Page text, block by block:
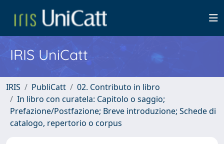
IRIS UniCatt
IRIS PubliCatt
02. Contributo in libro
In libro con curatela: Capitolo o saggio;
Prefazione/Postfazione; Breve introduzione; Schede di
catalogo, repertorio o corpus